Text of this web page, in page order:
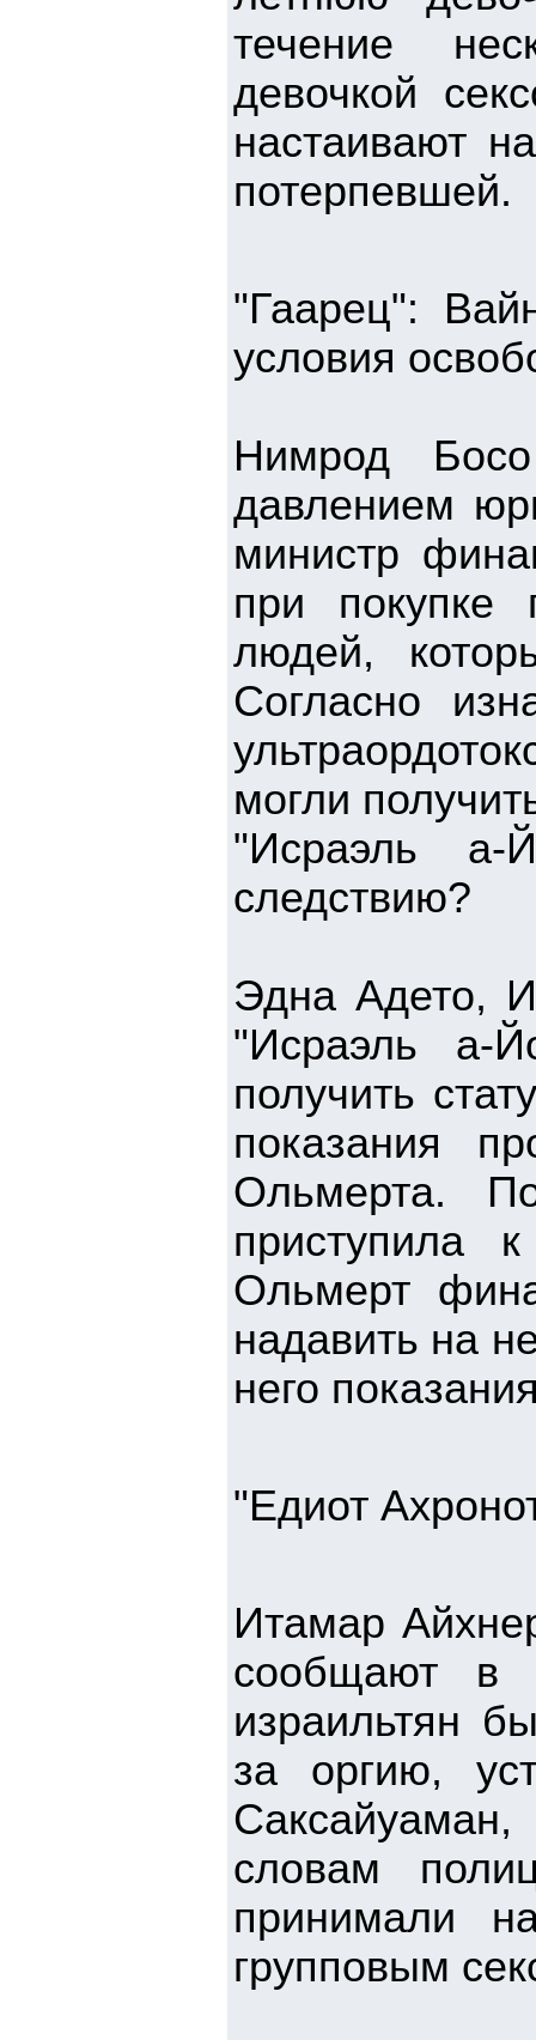
течение
девочкой
настаивают
потерпевшей.
"Гаарец":
условия
Нимрод
давлением
министр
при покупке
людей,
Согласно
могли
"Исраэль а-
следствию?
Эдна Адето,
"Исраэль а-
получить
показания
Ольмерта.
приступила
Ольмерт
надавить на
него
"Едиот
Итамар
сообщают в
израильтян
за оргию,
словам
принимали
групповым